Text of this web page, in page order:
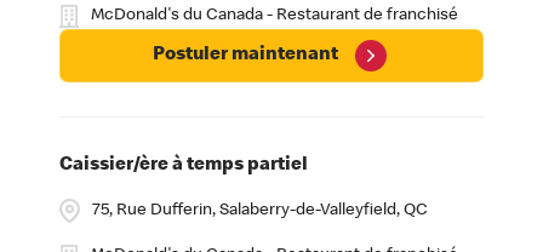
McDonald's du Canada - Restaurant de franchisé
Postuler maintenant
Caissier/ère à temps partiel
75, Rue Dufferin, Salaberry-de-Valleyfield, QC